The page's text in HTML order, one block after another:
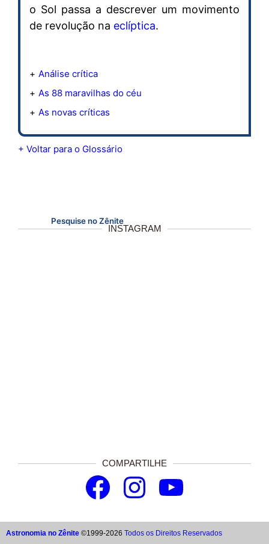
o Sol passa a descrever um movimento
de revolução na eclíptica.
Análise crítica
As 88 maravilhas do céu
As novas críticas
+ Voltar para o Glossário
Pesquise no Zênite
INSTAGRAM
COMPARTILHE
Astronomia no Zênite ©1999-2026 Todos os Direitos Reservados